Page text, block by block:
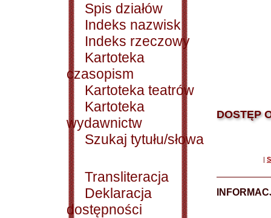
Spis działów
Indeks nazwisk
Indeks rzeczowy
Kartoteka
czasopism
Kartoteka teatrów
Kartoteka
wydawnictw
Szukaj tytułu/słowa
Transliteracja
Deklaracja
dostępności
DOSTĘP
|